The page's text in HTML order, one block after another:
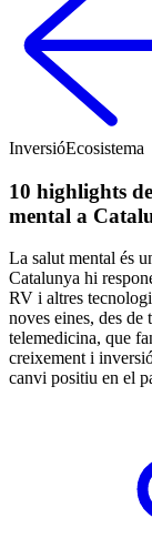
InversióEcosistema
10 highlights
mental a
La salut mental és
Catalunya hi
RV i altres
noves eines, des de
telemedicina, que
creixement i
canvi positiu en el